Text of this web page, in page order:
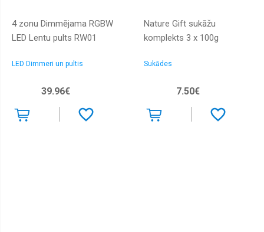
4 zonu Dimmējama RGBW
LED Lentu pults RW01
LED Dimmeri un pultis
39.96€
Nature Gift sukāžu
komplekts 3 x 100g
Sukādes
7.50€